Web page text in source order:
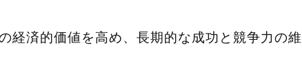
経済的価値を高め、長期的な成功と競争力の維